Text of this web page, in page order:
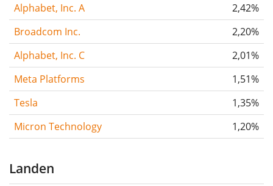
Alphabet, Inc. A
2,42%
Broadcom Inc.
2,20%
Alphabet, Inc. C
2,01%
Meta Platforms
1,51%
Tesla
1,35%
Micron Technology
1,20%
Landen